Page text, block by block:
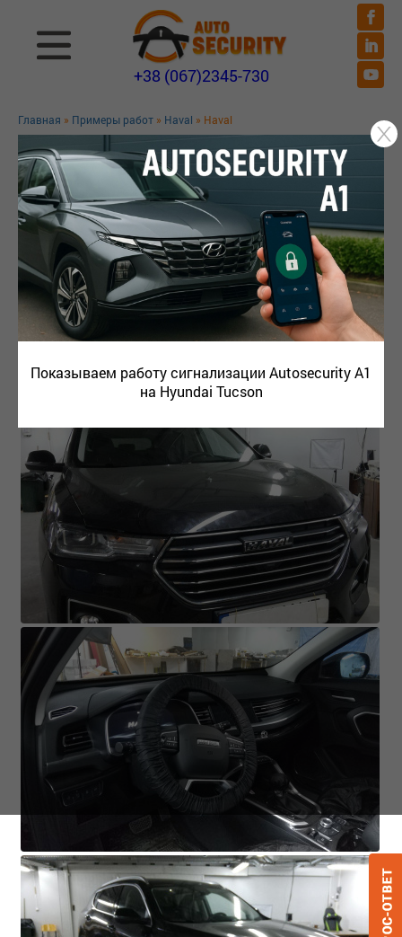
Показываем работу сигнализации Autosecurity A1
на Hyundai Tucson
+38 (067)2345-730
Главная » Примеры работ » Haval » Haval
HAVAL